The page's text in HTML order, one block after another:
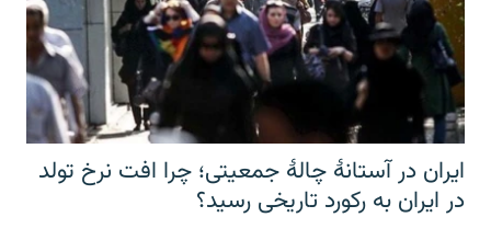
ایران در آستانهٔ چالهٔ جمعیتی؛ چرا افت نرخ تولد
در ایران به رکورد تاریخی رسید؟